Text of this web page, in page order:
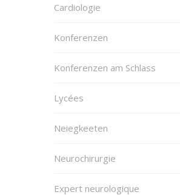
Cardiologie
Konferenzen
Konferenzen am Schlass
Lycées
Neiegkeeten
Neurochirurgie
Expert neurologique